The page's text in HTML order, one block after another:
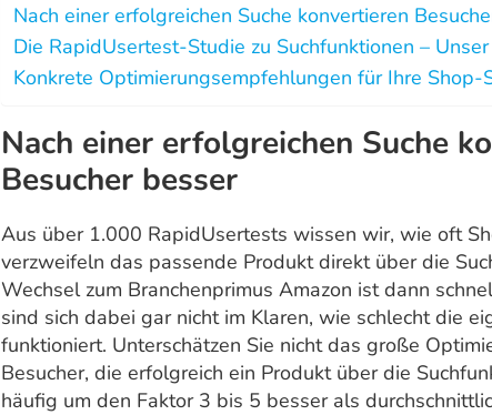
Nach einer erfolgreichen Suche konvertieren
Die RapidUsertest-Studie zu Suchfunktionen –
Konkrete Optimierungsempfehlungen für Ihre Shop-
Nach einer erfolgreichen Suche
Besucher besser
Aus über 1.000 RapidUsertests wissen wir, wie oft
verzweifeln das passende Produkt direkt über die
Wechsel zum Branchenprimus Amazon ist dann
sind sich dabei gar nicht im Klaren, wie schlecht die
funktioniert. Unterschätzen Sie nicht das große
Besucher, die erfolgreich ein Produkt über die
häufig um den Faktor 3 bis 5 besser als